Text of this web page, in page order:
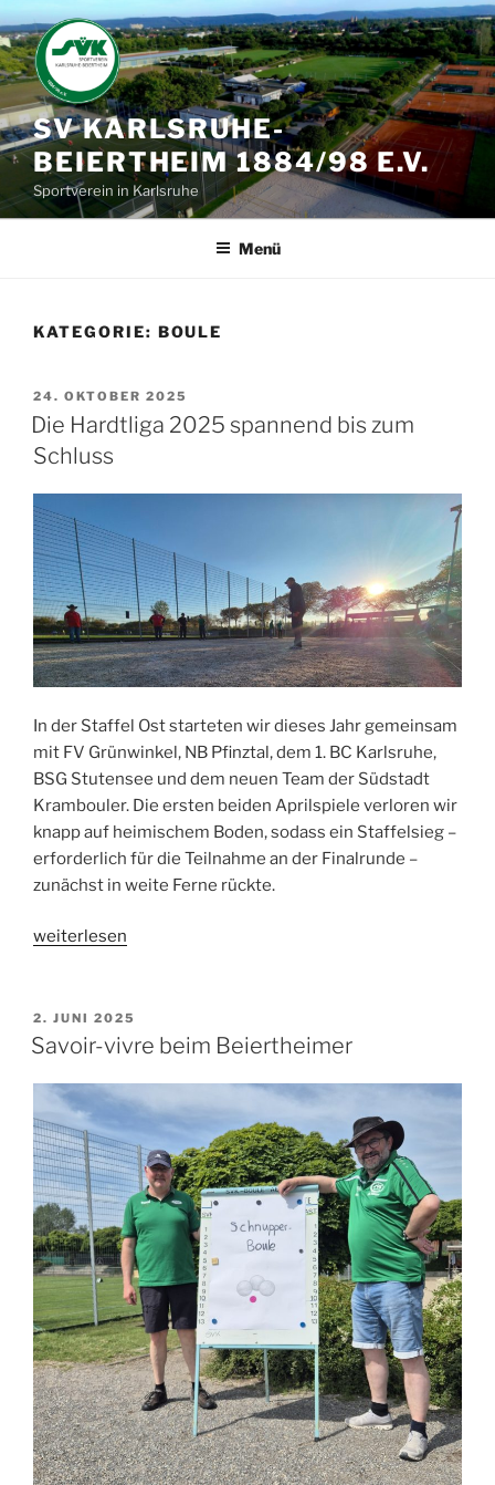
Zum
Inhalt
springen
SV KARLSRUHE-
BEIERTHEIM 1884/98 E.V.
Sportverein in Karlsruhe
Menü
KATEGORIE: BOULE
VERÖFFENTLICHT
AM
24. OKTOBER 2025
Die Hardtliga 2025 spannend bis zum
Schluss
In der Staffel Ost starteten wir dieses Jahr gemeinsam
mit FV Grünwinkel, NB Pfinztal, dem 1. BC Karlsruhe,
BSG Stutensee und dem neuen Team der Südstadt
Krambouler. Die ersten beiden Aprilspiele verloren wir
knapp auf heimischem Boden, sodass ein Staffelsieg –
erforderlich für die Teilnahme an der Finalrunde –
zunächst in weite Ferne rückte.
„Die
spannend
bis
Schluss“
weiterlesen
VERÖFFENTLICHT
AM
2. JUNI 2025
Savoir-vivre beim Beiertheimer